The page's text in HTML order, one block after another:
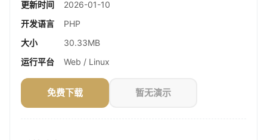
更新时间
2026-01-10
开发语言
PHP
大小
30.33MB
运行平台
Web / Linux
免费下载 暂无演示